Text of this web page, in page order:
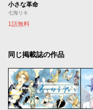
小さな革命
七海リキ
1話無料
同じ掲載誌の作品